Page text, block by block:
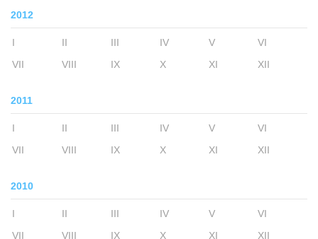
2012
I II III IV V
VI
VII
VIII IX X XI XII
2011
I II III IV V
VI
VII
VIII IX X XI XII
2010
I II III IV V
VI
VII
VIII IX X XI XII